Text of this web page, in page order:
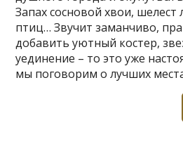
Запах сосновой хвои, шелест
птиц… Звучит заманчиво,
добавить уютный костер,
уединение – то это уже
мы поговорим о лучших